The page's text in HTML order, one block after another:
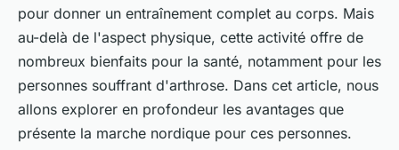
pour donner un entraînement complet au corps. Mais
au-delà de l'aspect physique, cette activité offre de
nombreux bienfaits pour la santé, notamment pour les
personnes souffrant d'arthrose. Dans cet article, nous
allons explorer en profondeur les avantages que
présente la marche nordique pour ces personnes.